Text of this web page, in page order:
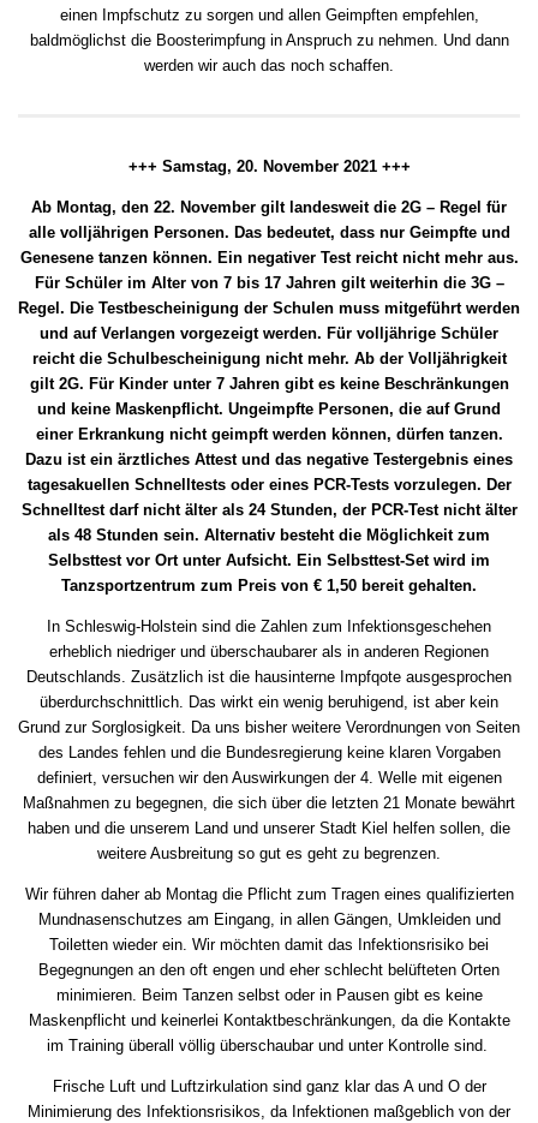
einen Impfschutz zu sorgen und allen Geimpften empfehlen,
baldmöglichst die Boosterimpfung in Anspruch zu nehmen. Und dann
werden wir auch das noch schaffen.
+++ Samstag, 20. November 2021 +++
Ab Montag, den 22. November gilt landesweit die 2G – Regel für
alle volljährigen Personen. Das bedeutet, dass nur Geimpfte und
Genesene tanzen können. Ein negativer Test reicht nicht mehr aus.
Für Schüler im Alter von 7 bis 17 Jahren gilt weiterhin die 3G –
Regel. Die Testbescheinigung der Schulen muss mitgeführt werden
und auf Verlangen vorgezeigt werden. Für volljährige Schüler
reicht die Schulbescheinigung nicht mehr. Ab der Volljährigkeit
gilt 2G. Für Kinder unter 7 Jahren gibt es keine Beschränkungen
und keine Maskenpflicht. Ungeimpfte Personen, die auf Grund
einer Erkrankung nicht geimpft werden können, dürfen tanzen.
Dazu ist ein ärztliches Attest und das negative Testergebnis eines
tagesakuellen Schnelltests oder eines PCR-Tests vorzulegen. Der
Schnelltest darf nicht älter als 24 Stunden, der PCR-Test nicht älter
als 48 Stunden sein. Alternativ besteht die Möglichkeit zum
Selbsttest vor Ort unter Aufsicht. Ein Selbsttest-Set wird im
Tanzsportzentrum zum Preis von € 1,50 bereit gehalten.
In Schleswig-Holstein sind die Zahlen zum Infektionsgeschehen
erheblich niedriger und überschaubarer als in anderen Regionen
Deutschlands. Zusätzlich ist die hausinterne Impfqote ausgesprochen
überdurchschnittlich. Das wirkt ein wenig beruhigend, ist aber kein
Grund zur Sorglosigkeit. Da uns bisher weitere Verordnungen von Seiten
des Landes fehlen und die Bundesregierung keine klaren Vorgaben
definiert, versuchen wir den Auswirkungen der 4. Welle mit eigenen
Maßnahmen zu begegnen, die sich über die letzten 21 Monate bewährt
haben und die unserem Land und unserer Stadt Kiel helfen sollen, die
weitere Ausbreitung so gut es geht zu begrenzen.
Wir führen daher ab Montag die Pflicht zum Tragen eines qualifizierten
Mundnasenschutzes am Eingang, in allen Gängen, Umkleiden und
Toiletten wieder ein. Wir möchten damit das Infektionsrisiko bei
Begegnungen an den oft engen und eher schlecht belüfteten Orten
minimieren. Beim Tanzen selbst oder in Pausen gibt es keine
Maskenpflicht und keinerlei Kontaktbeschränkungen, da die Kontakte
im Training überall völlig überschaubar und unter Kontrolle sind.
Frische Luft und Luftzirkulation sind ganz klar das A und O der
Minimierung des Infektionsrisikos, da Infektionen maßgeblich von der